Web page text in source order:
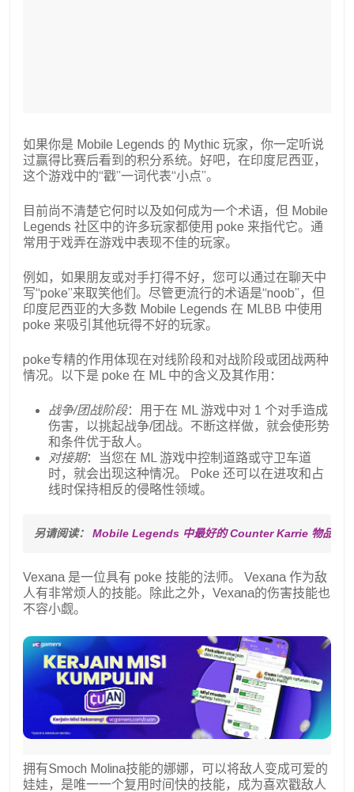
如果你是 Mobile Legends 的 Mythic 玩家，你一定听说
过赢得比赛后看到的积分系统。好吧，在印度尼西亚，
这个游戏中的“戳”一词代表“小点”。
目前尚不清楚它何时以及如何成为一个术语，但 Mobile
Legends 社区中的许多玩家都使用 poke 来指代它。通
常用于戏弄在游戏中表现不佳的玩家。
例如，如果朋友或对手打得不好，您可以通过在聊天中
写“poke”来取笑他们。尽管更流行的术语是“noob”，但
印度尼西亚的大多数 Mobile Legends 在 MLBB 中使用
poke 来吸引其他玩得不好的玩家。
poke专精的作用体现在对线阶段和对战阶段或团战两种
情况。以下是 poke 在 ML 中的含义及其作用：
战争/团战阶段：用于在 ML 游戏中对 1 个对手造成
伤害，以挑起战争/团战。不断这样做，就会使形势
和条件优于敌人。
对接期：当您在 ML 游戏中控制道路或守卫车道
时，就会出现这种情况。 Poke 还可以在进攻和占
线时保持相反的侵略性领域。
另请阅读： Mobile Legends 中最好的 Counter Karrie 物品，
Vexana 是一位具有 poke 技能的法师。 Vexana 作为敌
人有非常烦人的技能。除此之外，Vexana的伤害技能也
不容小觑。
拥有Smoch Molina技能的娜娜，可以将敌人变成可爱的
娃娃，是唯一一个复用时间快的技能，成为喜欢戳敌人